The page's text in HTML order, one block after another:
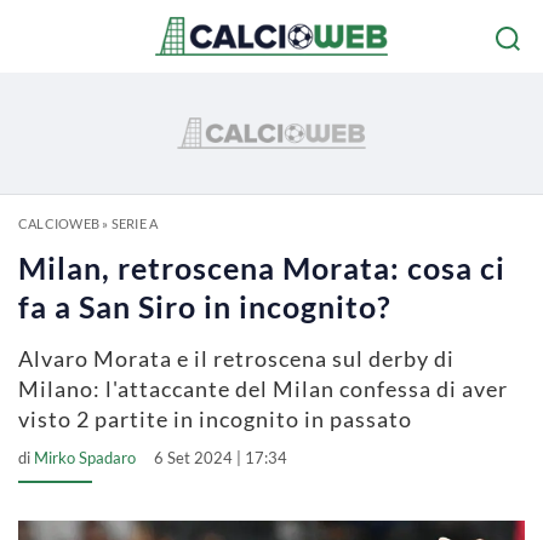
CALCIOWEB» SERIE A
Milan, retroscena Morata: cosa ci
fa a San Siro in incognito?
Alvaro Morata e il retroscena sul derby di
Milano: l'attaccante del Milan confessa di aver
visto 2 partite in incognito in passato
di Mirko Spadaro 6 Set 2024 | 17:34